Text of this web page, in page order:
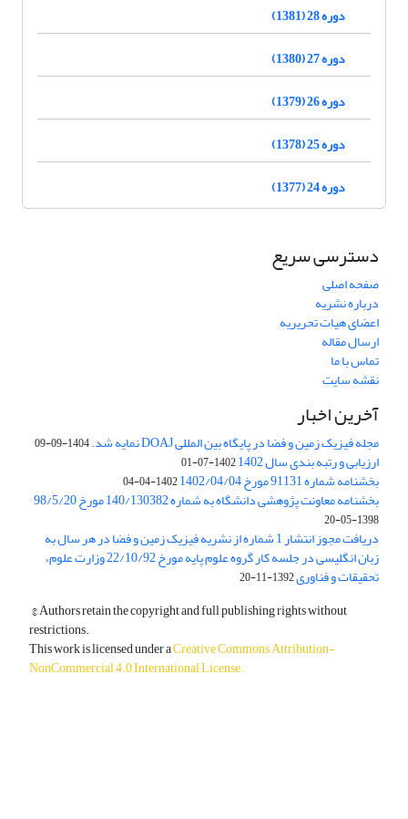
دوره 28 (1381)
دوره 27 (1380)
دوره 26 (1379)
دوره 25 (1378)
دوره 24 (1377)
دسترسی سریع
صفحه اصلی
درباره نشریه
اعضای هیات تحریریه
ارسال مقاله
تماس با ما
نقشه سایت
آخرین اخبار
مجله فیزیک زمین و فضا در پایگاه بین المللی DOAJ نمایه شد. 1404-09-09
ارزیابی و رتبه بندی سال 1402 1402-07-01
بخشنامه شماره 91131 مورخ 1402/04/04 1402-04-04
بخشنامه معاونت پژوهشی دانشگاه به شماره 140/130382 مورخ 98/5/20
1398-05-20
دریافت مجوز انتشار 1 شماره از نشریه فیزیک زمین و فضا در هر سال به
زبان انگلیسی در جلسه کار گروه علوم پایه مورخ 22/10/92 وزارت علوم،
تحقیقات و فناوری1392-11-20
© Authors retain the copyright and full publishing rights without
restrictions.
This work is licensed under aCreative Commons Attribution-
NonCommercial 4.0 International License.